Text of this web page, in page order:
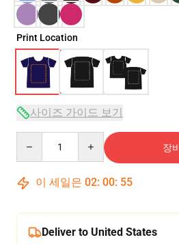
Print Location
사이즈 가이드 보기
장
이 세일은 02: 00: 54
Deliver to United States